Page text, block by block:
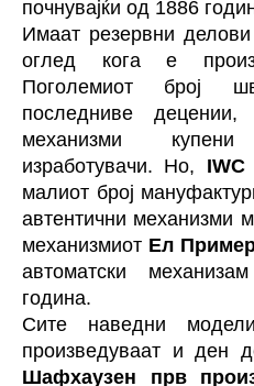
почнувајќи од 1886
Имаат резервни делови
оглед кога е
Поголемиот број
последниве
механизми
изработувачи. Но, IWC
малиот број
автентични механизми
механизмиот Ел
автоматски
година.
Сите наведни
произведуваат и ден
Шафхаузен прв